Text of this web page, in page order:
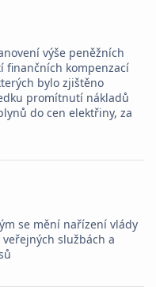
výše peněžních
finančních kompenzací
bylo zjištěno
promítnutí nákladů
do cen elektřiny, za
se mění nařízení vlády
službách a